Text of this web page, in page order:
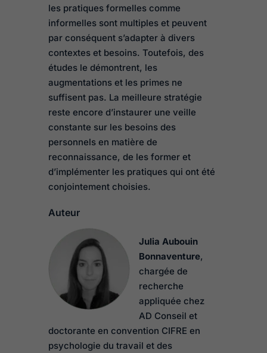
les pratiques formelles comme
informelles sont multiples et peuvent
par conséquent s’adapter à divers
contextes et besoins. Toutefois, des
études le démontrent, les
augmentations et les primes ne
suffisent pas. La meilleure stratégie
reste encore d’instaurer une veille
constante sur les besoins des
personnels en matière de
reconnaissance, de les former et
d’implémenter les pratiques qui ont été
conjointement choisies.
Auteur
Julia Aubouin
Bonnaventure,
chargée de
recherche
appliquée chez
AD Conseil et
doctorante en convention CIFRE en
psychologie du travail et des